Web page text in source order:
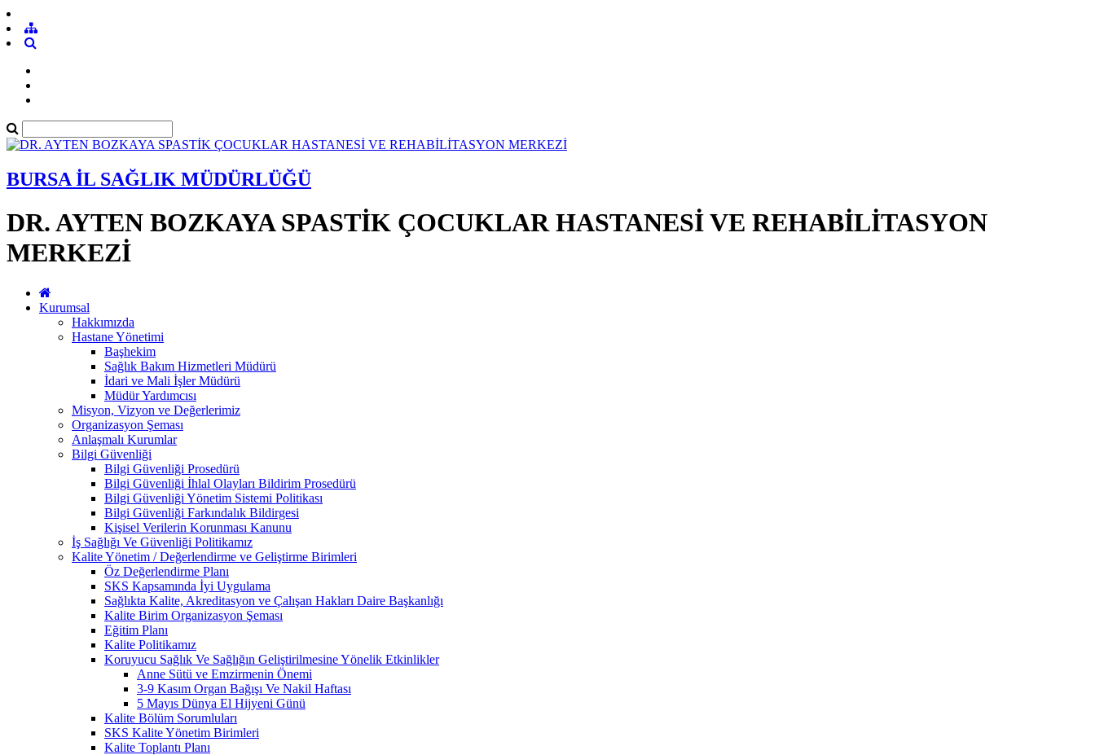
BURSA İL SAĞLIK MÜDÜRLÜĞÜ
DR. AYTEN BOZKAYA SPASTİK ÇOCUKLAR HASTANESİ VE REHABİLİTASYON
MERKEZİ
Kurumsal
Hakkımızda
Hastane Yönetimi
Başhekim
Sağlık Bakım Hizmetleri Müdürü
İdari ve Mali İşler Müdürü
Müdür Yardımcısı
Misyon, Vizyon ve Değerlerimiz
Organizasyon Şeması
Anlaşmalı Kurumlar
Bilgi Güvenliği
Bilgi Güvenliği Prosedürü
Bilgi Güvenliği İhlal Olayları Bildirim Prosedürü
Bilgi Güvenliği Yönetim Sistemi Politikası
Bilgi Güvenliği Farkındalık Bildirgesi
Kişisel Verilerin Korunması Kanunu
İş Sağlığı Ve Güvenliği Politikamız
Kalite Yönetim / Değerlendirme ve Geliştirme Birimleri
Öz Değerlendirme Planı
SKS Kapsamında İyi Uygulama
Sağlıkta Kalite, Akreditasyon ve Çalışan Hakları Daire Başkanlığı
Kalite Birim Organizasyon Şeması
Eğitim Planı
Kalite Politikamız
Koruyucu Sağlık Ve Sağlığın Geliştirilmesine Yönelik Etkinlikler
Anne Sütü ve Emzirmenin Önemi
3-9 Kasım Organ Bağışı Ve Nakil Haftası
5 Mayıs Dünya El Hijyeni Günü
Kalite Bölüm Sorumluları
SKS Kalite Yönetim Birimleri
Kalite Toplantı Planı